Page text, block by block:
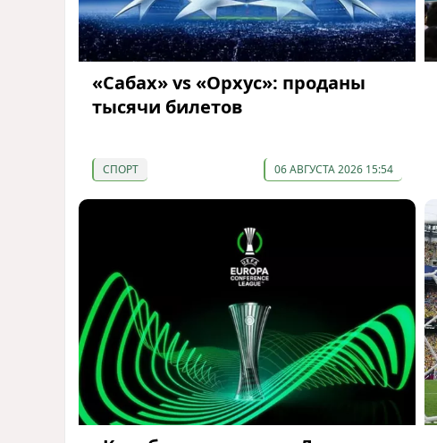
«Сабах» vs «Орхус»: проданы
тысячи билетов
СПОРТ 06 АВГУСТА 2026 15:54